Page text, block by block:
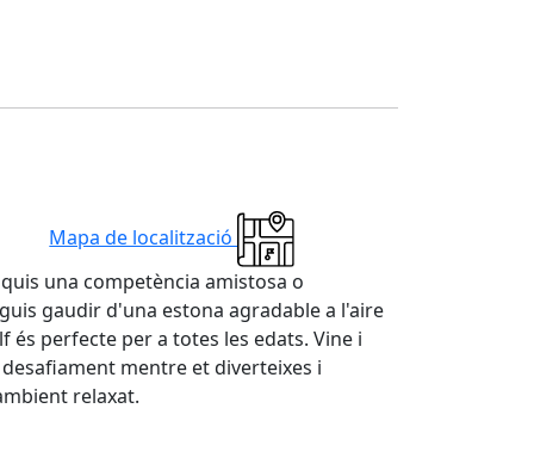
Mapa de localització
una competència amistosa o
gaudir d'una estona agradable a l'aire
és perfecte per a totes les edats. Vine i
mentre et diverteixes i
relaxat.